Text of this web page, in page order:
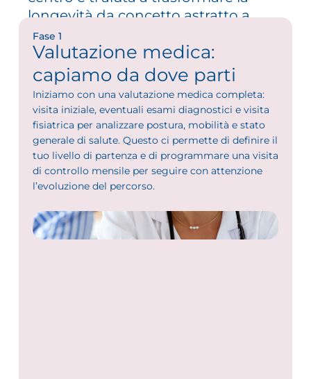
longevità da concetto astratto a
scelte quotidiane sostenibili.
Fase 1
Valutazione medica:
capiamo da dove parti
Iniziamo con una valutazione medica completa:
visita iniziale, eventuali esami diagnostici e visita
fisiatrica per analizzare postura, mobilità e stato
generale di salute. Questo ci permette di definire il
tuo livello di partenza e di programmare una visita
di controllo mensile per seguire con attenzione
l’evoluzione del percorso.